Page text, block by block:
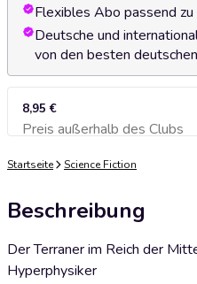
Flexibles Abo passend
Deutsche und
von den besten
8,95 €
Preis außerhalb des Clubs
Zum
Startseite Science Fiction
Beschreibung
Der Terraner im Reich der
Hyperphysiker